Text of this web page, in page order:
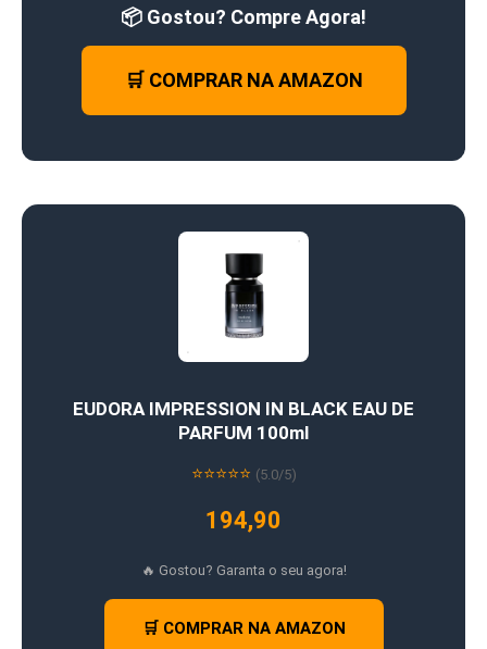
📦 Gostou? Compre Agora!
🛒 COMPRAR NA AMAZON
EUDORA IMPRESSION IN BLACK EAU DE
PARFUM 100ml
⭐⭐⭐⭐⭐ (5.0/5)
194,90
🔥 Gostou? Garanta o seu agora!
🛒 COMPRAR NA AMAZON